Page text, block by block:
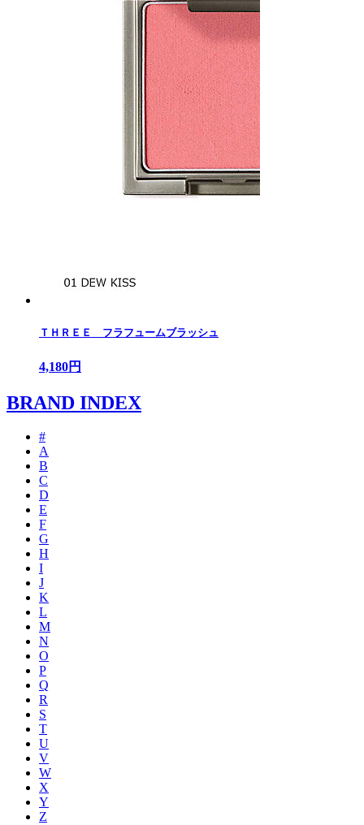
ＴＨＲＥＥ フラフュームブラッシュ
4,180円
BRAND INDEX
#
A
B
C
D
E
F
G
H
I
J
K
L
M
N
O
P
Q
R
S
T
U
V
W
X
Y
Z